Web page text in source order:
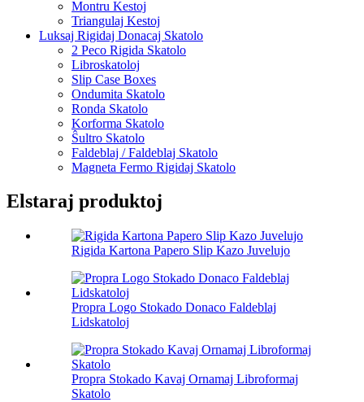
Montru Kestoj
Triangulaj Kestoj
Luksaj Rigidaj Donacaj Skatolo
2 Peco Rigida Skatolo
Libroskatoloj
Slip Case Boxes
Ondumita Skatolo
Ronda Skatolo
Korforma Skatolo
Ŝultro Skatolo
Faldeblaj / Faldeblaj Skatolo
Magneta Fermo Rigidaj Skatolo
Elstaraj produktoj
Rigida Kartona Papero Slip Kazo Juvelujo
Propra Logo Stokado Donaco Faldeblaj
Lidskatoloj
Propra Stokado Kavaj Ornamaj Libroformaj
Skatolo